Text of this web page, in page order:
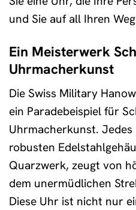
und Sie auf all Ihren
Ein Meisterwerk
Uhrmacherkunst
Die Swiss Military
ein Paradebeispiel für
Uhrmacherkunst. Jedes
robusten
Quarzwerk, zeugt von
dem unermüdlichen
Diese Uhr ist nicht nur